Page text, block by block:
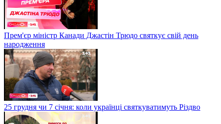
Прем'єр міністр Канади Джастін Трюдо святкує свій день
народження
25 грудня чи 7 січня: коли українці святкуватимуть Різдво